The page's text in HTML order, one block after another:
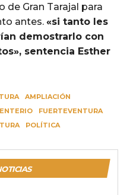
de Gran Tarajal para
antes. «si tanto les
demostrarlo con
sentencia Esther
AMPLIACIÓN
FUERTEVENTURA
POLÍTICA